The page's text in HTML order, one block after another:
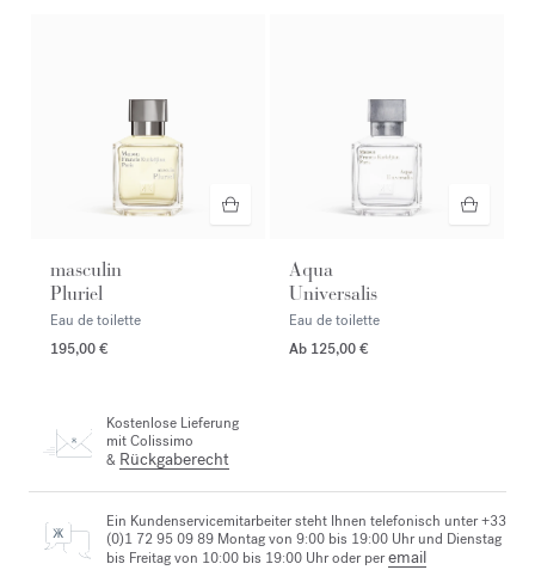
masculin
Pluriel
Eau de toilette
195,00 €
Aqua
Universalis
Eau de toilette
Ab 125,00 €
Kostenlose Lieferung
mit Colissimo
& Rückgaberecht
Ein Kundenservicemitarbeiter steht Ihnen telefonisch unter +33
(0)1 72 95 09 89 Montag von 9:00 bis 19:00 Uhr und Dienstag
bis Freitag von 10:00 bis 19:00 Uhr oder peremail